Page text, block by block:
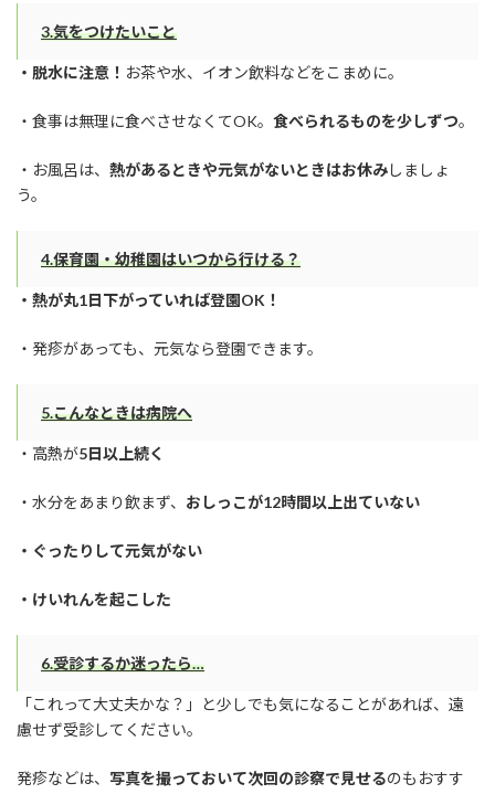
3.気をつけたいこと
・脱水に注意！ お茶や水、イオン飲料などをこまめに。
・食事は無理に食べさせなくてOK。 食べられるものを少しずつ。
・お風呂は、 熱があるときや元気がないときはお休みしましょ
う。
4.保育園・幼稚園はいつから行ける？
・熱が丸1日下がっていれば登園OK！
・発疹があっても、元気なら登園できます。
5.こんなときは病院へ
・高熱が5日以上続く
・水分をあまり飲まず、 おしっこが12時間以上出ていない
・ぐったりして元気がない
・けいれんを起こした
6.受診するか迷ったら…
「これって大丈夫かな？」と少しでも気になることがあれば、遠
慮せず受診してください。
発疹などは、 写真を撮っておいて次回の診察で見せるのもおすす